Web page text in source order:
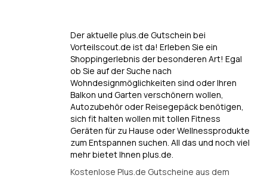
Der aktuelle plus.de Gutschein bei
Vorteilscout.de ist da! Erleben Sie ein
Shoppingerlebnis der besonderen Art! Egal
ob Sie auf der Suche nach
Wohndesignmöglichkeiten sind oder Ihren
Balkon und Garten verschönern wollen,
Autozubehör oder Reisegepäck benötigen,
sich fit halten wollen mit tollen Fitness
Geräten für zu Hause oder Wellnessprodukte
zum Entspannen suchen. All das und noch viel
mehr bietet Ihnen plus.de.
Kostenlose Plus.de Gutscheine aus dem